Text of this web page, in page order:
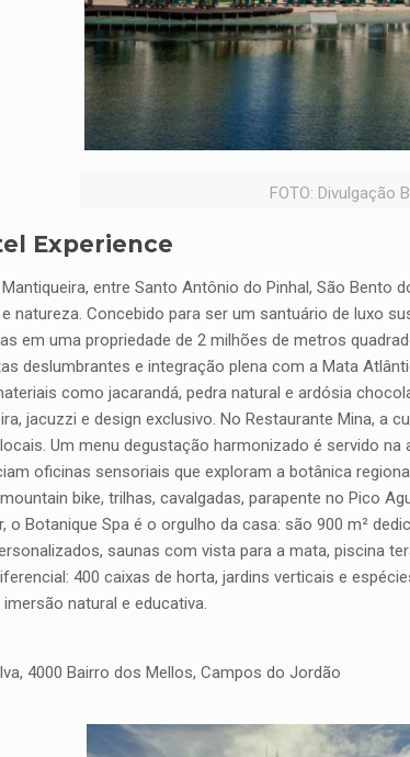
FOTO: Divulgação
Experience
entre Santo Antônio do Pinhal, São
natureza. Concebido para ser um santuário de luxo
em uma propriedade de 2 milhões de metros
deslumbrantes e integração plena com a Mata
como jacarandá, pedra natural e ardósia
jacuzzi e design exclusivo. No Restaurante Mina,
Um menu degustação harmonizado é servido
oficinas sensoriais que exploram a botânica
bike, trilhas, cavalgadas, parapente no Pico
o Botanique Spa é o orgulho da casa: são 900 m²
saunas com vista para a mata, piscina
400 caixas de horta, jardins verticais e
natural e educativa.
4000 Bairro dos Mellos, Campos do Jordão